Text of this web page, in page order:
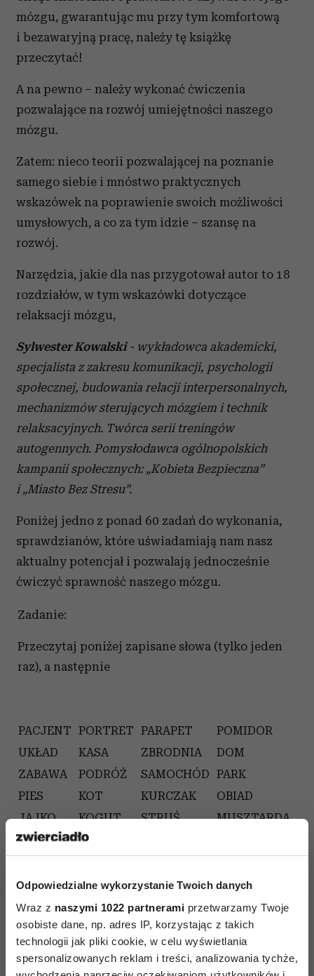
Odpowiedzialne wykorzystanie Twoich danych
Wraz z naszymi 1022 partnerami przetwarzamy Twoje
osobiste dane, np. adres IP, korzystając z takich
technologii jak pliki cookie, w celu wyświetlania
spersonalizowanych reklam i treści, analizowania tychże,
mózgu, gwarantując mu przy tym komfortową
i bezawaryjną pracę, należy tę książkę
przeczytać!
A na pewno – należy wykonać ćwiczenia
pozwalające na rozwój umiejętności naszego
mózgu.
Zatem: nieco teorii pozwalającej na poznanie
samego siebie i mnóstwo praktycznych
wskazówek na poprawienie swoich możliwości
umysłowych, a co za tym idzie – szansę na
rozwój.
Narzędzia, jakie dla nas przygotował autor to 18
rozdziałów, w tym wskazówki dotyczące
relaksacji mózgu,
Sylwester Kowalski- wykładowca akademicki,
specjalista z zakresu komunikacji, psychologii
społecznej, budowania relacji interpersonalnych,
mechanizmów sterujących mózgiem i technik
relaksacyjnych. Twórca serii treningów
autogennych. Pomysłodawca ogólnopolskich
kampanii społecznych: „Kobieta Bezpieczna”
i „Miasto Bez Stresu”.
Poniżej jedno z ponad 60 zadań do wykonania,
sprawdzianów, które uświadamiają nam nasz
aktualny potencjał i pozwalają jednocześnie
ćwiczyć sprawność naszego mózgu.
Zadanie:
Przeczytaj poniżej zapisane słowa (tylko jeden
raz), a następnie
PACJENT PORTRET PARAPET
POMIDOR
UKŁAD
KASA ZBRODNIA
DOM
ZABAWA
PODRÓŻ SAMOCHÓD PARK
PIES
KOT KURCZAK
OBIAD
JAJKO
KOGUT STRUŚ MUSZTARDA
Ile słów udało się zapamiętać? ……………………….
Jeśli uzyskany wynik okaże się rozczarowujący,